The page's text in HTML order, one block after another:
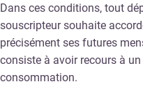
Dans ces conditions, tout
souscripteur souhaite
précisément ses futures
consiste à avoir recours à
consommation.